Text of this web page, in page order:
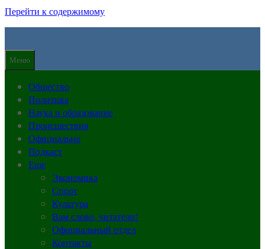
Перейти к содержимому
Меню
Общество
Политика
Наука и образование
Происшествия
Официально
Подкаст
Еще
Экономика
Спорт
Культура
Вам слово, читатели!
Официальный отдел
Контакты